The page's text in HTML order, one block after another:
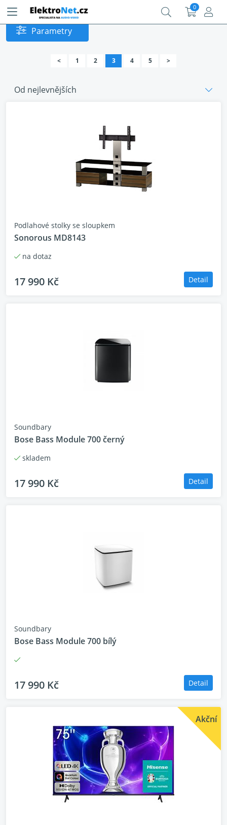
0
Parametry
< 1 2 3 4 5 >
Od nejlevnějších
Podlahové stolky se sloupkem
Sonorous MD8143
na dotaz
17 990 Kč Detail
Soundbary
Bose Bass Module 700 černý
skladem
17 990 Kč Detail
Soundbary
Bose Bass Module 700 bílý
17 990 Kč Detail
Akční